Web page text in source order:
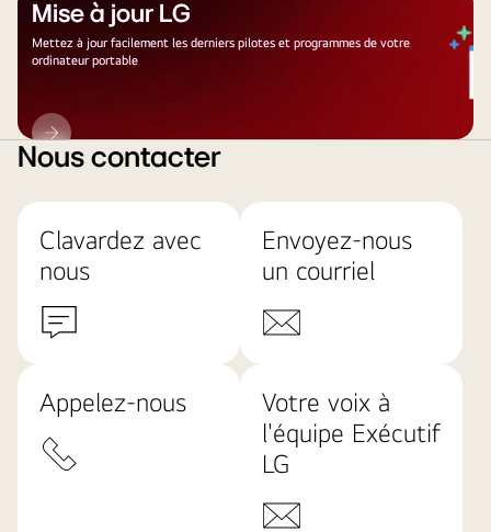
Mise à jour LG
Mettez à jour facilement les derniers pilotes et programmes de votre
ordinateur portable
Mise
à
LG
Nous contacter
Clavardez avec
nous
Envoyez-nous
un courriel
Appelez-nous
Votre voix à
l'équipe Exécutif
LG